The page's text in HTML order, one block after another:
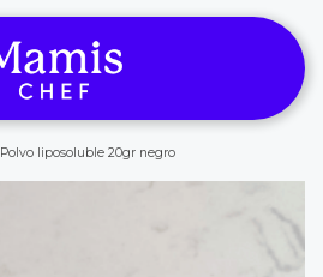
Polvo liposoluble 20gr negro